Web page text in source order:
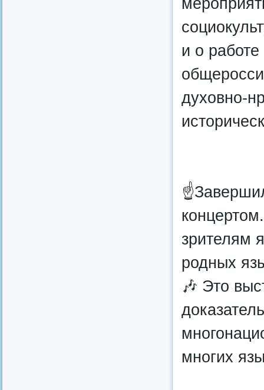
и о
духовно-
зрителям
родных
🎶 Это
многих